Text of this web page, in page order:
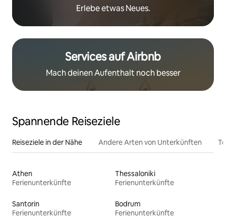
Erlebe etwas Neues.
Services auf Airbnb
Mach deinen Aufenthalt noch besser
Spannende Reiseziele
Reiseziele in der Nähe Andere Arten von Unterkünften
Athen
Ferienunterkünfte
Thessaloniki
Ferienunterkünfte
Santorin
Ferienunterkünfte
Bodrum
Ferienunterkünfte